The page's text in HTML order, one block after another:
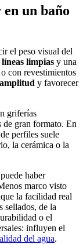
un baño
el peso visual del
líneas limpias y una
con revestimientos
y favorecer
griferías
de gran formato. En
perfiles suele
la cerámica o la
haber
marco visto
la facilidad real
sellados, de la
o el
influyen el
del agua.